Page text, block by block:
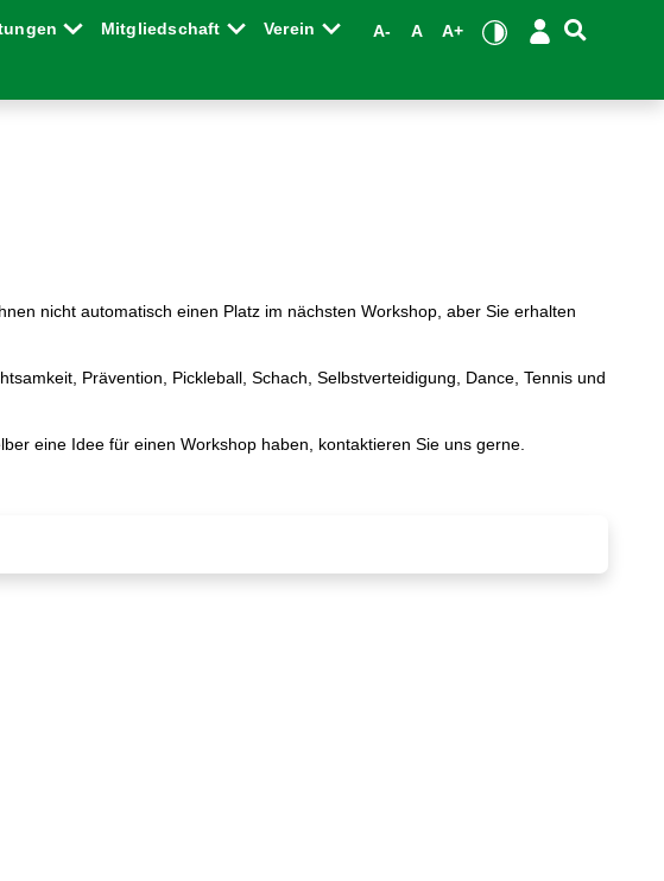
Mitgliedschaft Verein A- A A+
nicht automatisch einen Platz im nächsten Workshop, aber Sie erhalten
Prävention, Pickleball, Schach, Selbstverteidigung, Dance, Tennis und
eine Idee für einen Workshop haben, kontaktieren Sie uns gerne.